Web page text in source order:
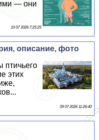
— они
10 07 2026 7:25:25
описание, фото
птичьего
этих
09 07 2026 11:26:40